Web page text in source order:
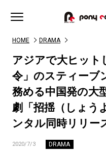
HOME DRAMA
アジアで大ヒット
令」のスティーブ
務める中国発の大
劇「招揺（しょう
ンタル同時リリー
2020/7/3 DRAMA